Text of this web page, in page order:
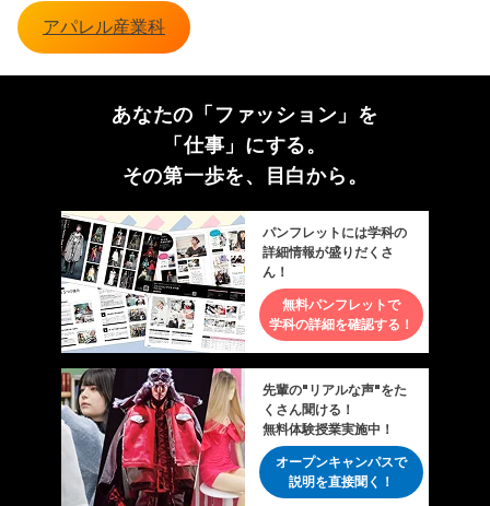
アパレル産業科
あなたの「ファッション」を
「仕事」にする。
その第一歩を、目白から。
パンフレットには学科の
詳細情報が盛りだくさ
ん！
無料パンフレットで
学科の詳細を確認する！
先輩の"リアルな声"をた
くさん聞ける！
無料体験授業実施中！
オープンキャンパスで
説明を直接聞く！